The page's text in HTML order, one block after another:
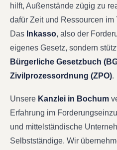
hilft, Außenstände zügig zu
dafür Zeit und Ressourcen im
Das Inkasso, also der
eigenes Gesetz, sondern
Bürgerliche Gesetzbuch
Zivilprozessordnung (ZPO).
Unsere Kanzlei in Bochum
Erfahrung im
und mittelständische
Selbstständige. Wir